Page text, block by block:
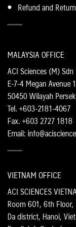
MALAYSIA OFFICE
ACI Sciences (M)
E-7-4 Megan Avenue
50450 Wilayah
Tel. +603-2181-4067
Fax. +603 2727 1818
Email:
VIETNAM OFFICE
ACI SCIENCES
Room 601, 6th Floor,
Da district, Hanoi,
Refund and